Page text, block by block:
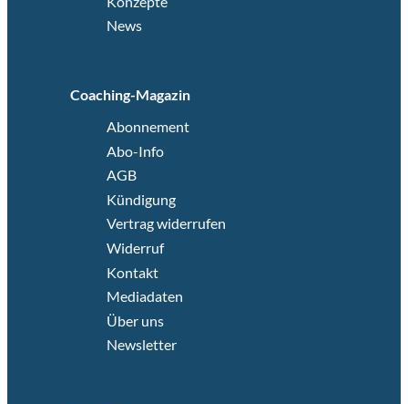
News
Coaching-Magazin
Abonnement
Abo-Info
AGB
Kündigung
Vertrag widerrufen
Widerruf
Kontakt
Mediadaten
Über uns
Newsletter